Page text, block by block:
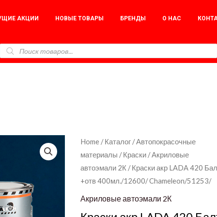
АКЦИИ НОВЫЕ ТОВАРЫ БРЕНДЫ О НАС
Home /Каталог /Автопокрасочные
материалы /Краски /Акриловые
автоэмали 2К / Краски акр LADA 420
+отв 400мл./12600/ Chameleon/51253/
Акриловые автоэмали 2К
Краски
акр
LADA
420
Балтика
800мл.